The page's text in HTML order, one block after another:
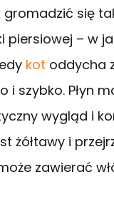
gromadzić się
piersiowej – w
kot oddycha
i szybko. Płyn
wygląd i
żółtawy i
zawierać